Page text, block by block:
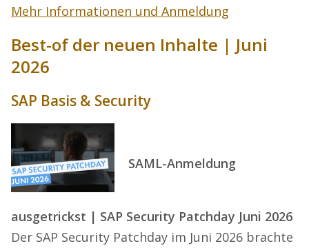
Mehr Informationen und Anmeldung
Best-of der neuen Inhalte | Juni
2026
SAP Basis & Security
SAML-Anmeldung
ausgetrickst | SAP Security Patchday Juni 2026
Der SAP Security Patchday im Juni 2026 brachte